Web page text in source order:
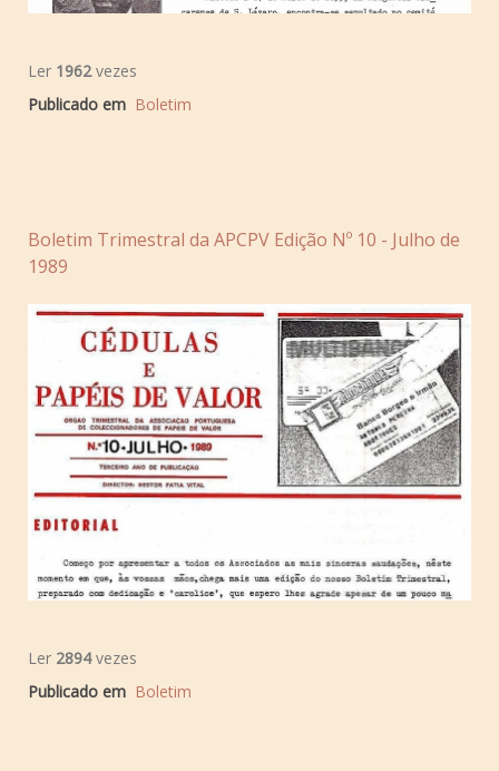
Ler 1962vezes
Publicado em Boletim
Boletim Trimestral da APCPV Edição Nº 10 - Julho de
1989
Ler 2894vezes
Publicado em Boletim